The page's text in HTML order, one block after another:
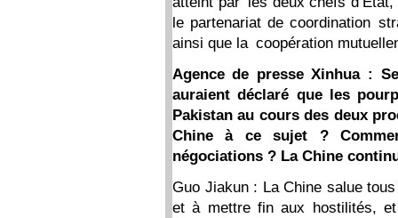
le partenariat de coordination
ainsi que la coopération
Agence de presse Xinhua :
auraient déclaré que les
Pakistan au cours des deux
Chine à ce sujet ?
négociations ? La Chine
Guo Jiakun : La Chine salue
et à mettre fin aux hostilités,